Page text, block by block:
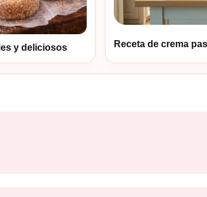
y deliciosos Receta de crema